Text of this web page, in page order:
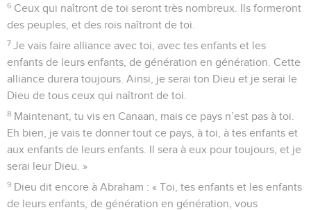
6 Ceux qui naîtront de toi seront très nombreux. Ils formeront
des peuples, et des rois naîtront de toi.
7 Je vais faire alliance avec toi, avec tes enfants et les
enfants de leurs enfants, de génération en génération. Cette
alliance durera toujours. Ainsi, je serai ton Dieu et je serai le
Dieu de tous ceux qui naîtront de toi.
8 Maintenant, tu vis en Canaan, mais ce pays n’est pas à toi.
Eh bien, je vais te donner tout ce pays, à toi, à tes enfants et
aux enfants de leurs enfants. Il sera à eux pour toujours, et je
serai leur Dieu. »
9 Dieu dit encore à Abraham : « Toi, tes enfants et les enfants
de leurs enfants, de génération en génération, vous